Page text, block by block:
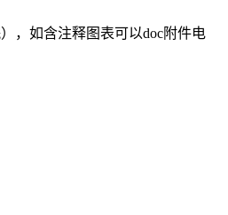
，如含注释图表可以doc附件电